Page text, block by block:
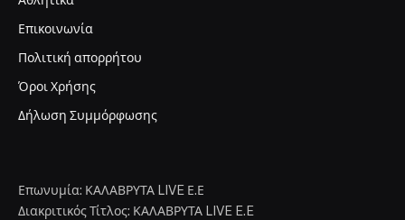
Επικοινωνία
Πολιτική απορρήτου
Όροι Χρήσης
Δήλωση Συμμόρφωσης
Επωνυμία: ΚΑΛΑΒΡΥΤΑ LIVE Ε.Ε
Διακριτικός Τίτλος: ΚΑΛΑΒΡΥΤΑ LIVE E.E